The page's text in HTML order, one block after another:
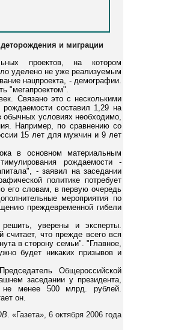
и миграции
проектов, на котором
уделено не уже реализуемым
нацпроекта, - демографии.
"мегапроектом".
Связано это с несколькими
составил 1,29 на
условиях необходимо,
Например, по сравнению со
15 лет для мужчин и 9 лет
в основном материальным
рождаемости -
- заявил на заседании
политике потребует
его словам, в первую очередь
мероприятия по
преждевременной гибели
уверены и эксперты.
считает, что прежде всего вся
в сторону семьи". "Главное,
будет никаких призывов и
Общероссийской
заседании у президента,
не менее 500 млрд. рублей.
он.
. «Газета», 6 октября 2006 года